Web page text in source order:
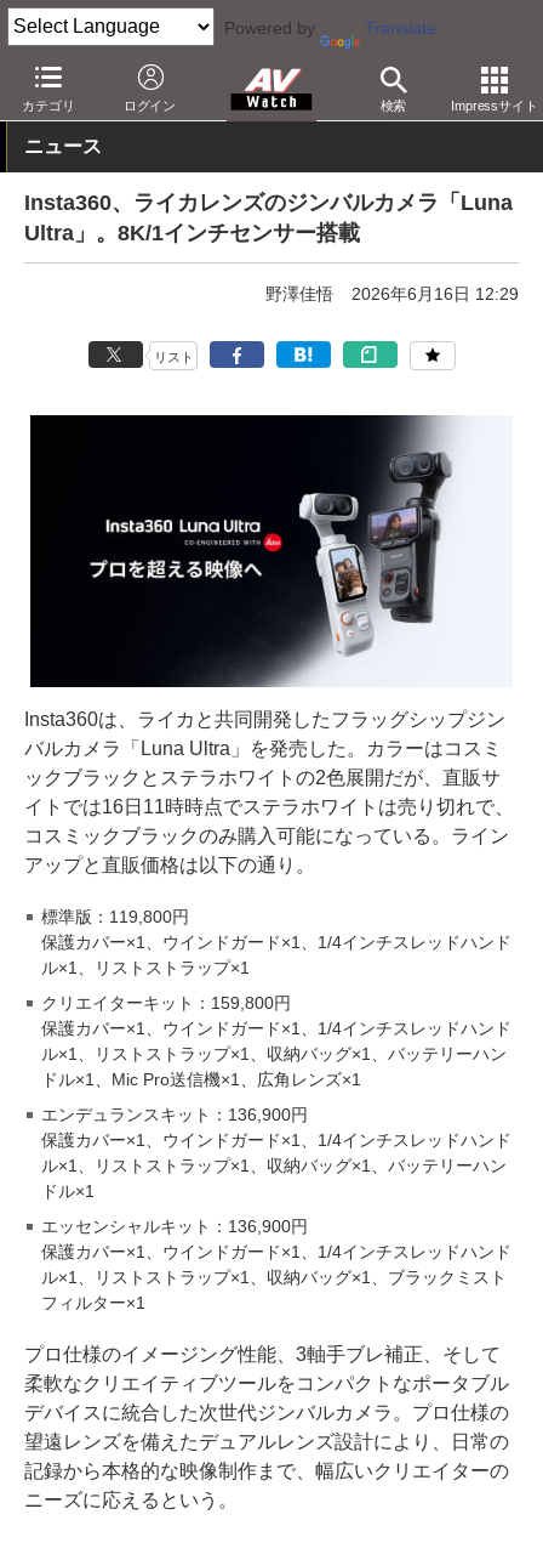
Powered by Translate
カテゴリ ログイン 検索 Impressサイト
AV Watch 製品 アクションカム Insta360
ニュース
Insta360、ライカレンズのジンバルカメラ「Luna
Ultra」。8K/1インチセンサー搭載
野澤佳悟 2026年6月16日 12:29
リスト
Insta360は、ライカと共同開発したフラッグシップジン
バルカメラ「Luna Ultra」を発売した。カラーはコスミ
ックブラックとステラホワイトの2色展開だが、直販サ
イトでは16日11時時点でステラホワイトは売り切れで、
コスミックブラックのみ購入可能になっている。ライン
アップと直販価格は以下の通り。
標準版：119,800円
保護カバー×1、ウインドガード×1、1/4インチスレッドハンド
ル×1、リストストラップ×1
クリエイターキット：159,800円
保護カバー×1、ウインドガード×1、1/4インチスレッドハンド
ル×1、リストストラップ×1、収納バッグ×1、バッテリーハン
ドル×1、Mic Pro送信機×1、広角レンズ×1
エンデュランスキット：136,900円
保護カバー×1、ウインドガード×1、1/4インチスレッドハンド
ル×1、リストストラップ×1、収納バッグ×1、バッテリーハン
ドル×1
エッセンシャルキット：136,900円
保護カバー×1、ウインドガード×1、1/4インチスレッドハンド
ル×1、リストストラップ×1、収納バッグ×1、ブラックミスト
フィルター×1
プロ仕様のイメージング性能、3軸手ブレ補正、そして
柔軟なクリエイティブツールをコンパクトなポータブル
デバイスに統合した次世代ジンバルカメラ。プロ仕様の
望遠レンズを備えたデュアルレンズ設計により、日常の
記録から本格的な映像制作まで、幅広いクリエイターの
ニーズに応えるという。